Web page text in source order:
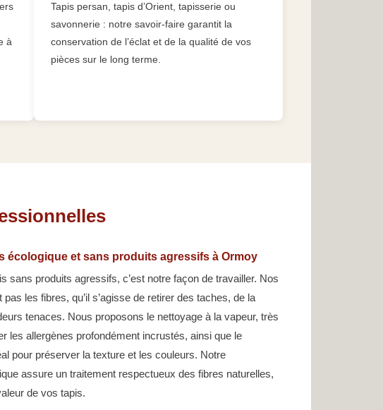
à
Tapis persan, tapis d’Orient, tapisserie ou
savonnerie : notre savoir-faire garantit la
conservation de l’éclat et de la qualité de vos
pièces sur le long terme.
écologique et sans produits agressifs à Ormoy
sans produits agressifs, c’est notre façon de travailler. Nos
pas les fibres, qu’il s’agisse de retirer des taches, de la
tenaces. Nous proposons le nettoyage à la vapeur, très
les allergènes profondément incrustés, ainsi que le
pour préserver la texture et les couleurs. Notre
assure un traitement respectueux des fibres naturelles,
de vos tapis.